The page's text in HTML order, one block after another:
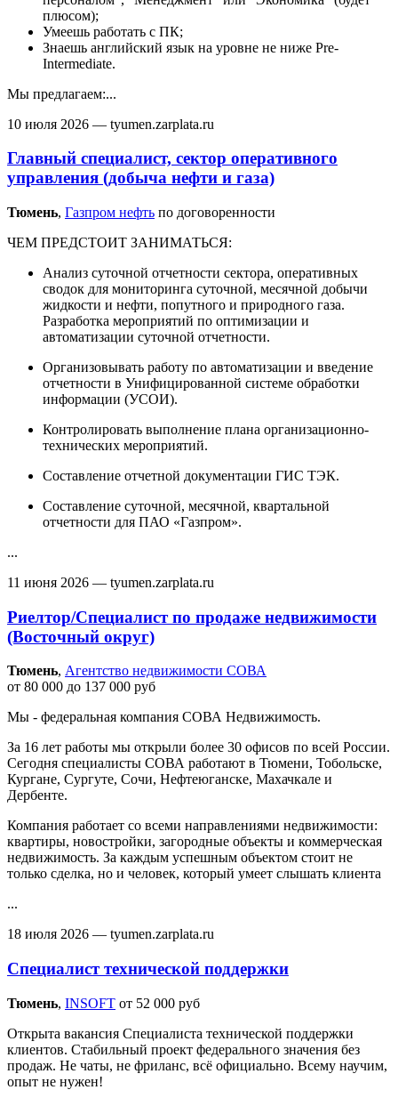
плюсом);
Умеешь работать с ПК;
Знаешь английский язык на уровне не ниже Pre-
Intermediate.
Мы предлагаем:...
10 июля 2026 — tyumen.zarplata.ru
Главный специалист, сектор оперативного
управления (добыча нефти и газа)
Тюмень‎, Газпром нефть по договоренности
ЧЕМ ПРЕДСТОИТ ЗАНИМАТЬСЯ:
Анализ суточной отчетности сектора, оперативных
сводок для мониторинга суточной, месячной добычи
жидкости и нефти, попутного и природного газа.
Разработка мероприятий по оптимизации и
автоматизации суточной отчетности.
Организовывать работу по автоматизации и введение
отчетности в Унифицированной системе обработки
информации (УСОИ).
Контролировать выполнение плана организационно-
технических мероприятий.
Составление отчетной документации ГИС ТЭК.
Составление суточной, месячной, квартальной
отчетности для ПАО «Газпром».
...
11 июня 2026 — tyumen.zarplata.ru
Риелтор/Специалист по продаже недвижимости
(Восточный округ)
Тюмень‎, Агентство недвижимости СОВА
от 80 000 до 137 000 руб
Мы - федеральная компания СОВА Недвижимость.
За 16 лет работы мы открыли более 30 офисов по всей России.
Сегодня специалисты СОВА работают в Тюмени, Тобольске,
Кургане, Сургуте, Сочи, Нефтеюганске, Махачкале и
Дербенте.
Компания работает со всеми направлениями недвижимости:
квартиры, новостройки, загородные объекты и коммерческая
недвижимость. За каждым успешным объектом стоит не
только сделка, но и человек, который умеет слышать клиента
...
18 июля 2026 — tyumen.zarplata.ru
Специалист технической поддержки
Тюмень‎, INSOFT от 52 000 руб
Открыта вакансия Специалиста технической поддержки
клиентов. Стабильный проект федерального значения без
продаж. Не чаты, не фриланс, всё официально. Всему научим,
опыт не нужен!